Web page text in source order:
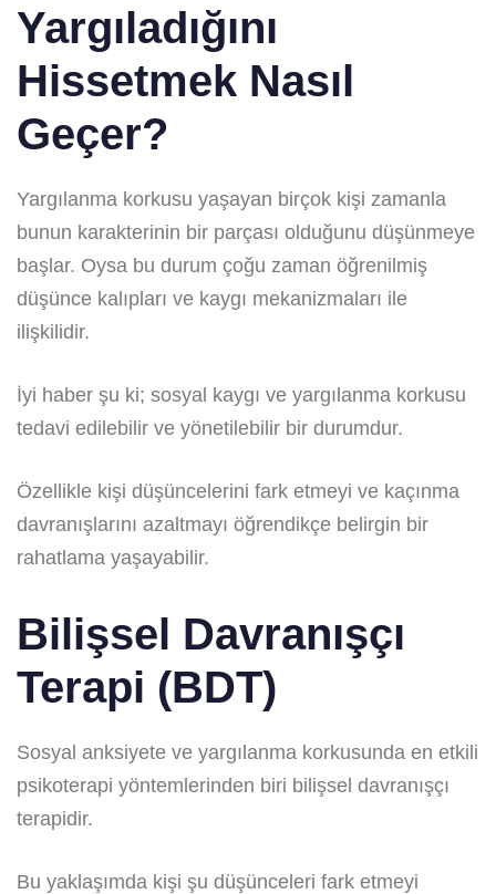
Yargıladığını
Hissetmek Nasıl
Geçer?
Yargılanma korkusu yaşayan birçok kişi zamanla
bunun karakterinin bir parçası olduğunu düşünmeye
başlar. Oysa bu durum çoğu zaman öğrenilmiş
düşünce kalıpları ve kaygı mekanizmaları ile
ilişkilidir.
İyi haber şu ki; sosyal kaygı ve yargılanma korkusu
tedavi edilebilir ve yönetilebilir bir durumdur.
Özellikle kişi düşüncelerini fark etmeyi ve kaçınma
davranışlarını azaltmayı öğrendikçe belirgin bir
rahatlama yaşayabilir.
Bilişsel Davranışçı
Terapi (BDT)
Sosyal anksiyete ve yargılanma korkusunda en etkili
psikoterapi yöntemlerinden biri bilişsel davranışçı
terapidir.
Bu yaklaşımda kişi şu düşünceleri fark etmeyi